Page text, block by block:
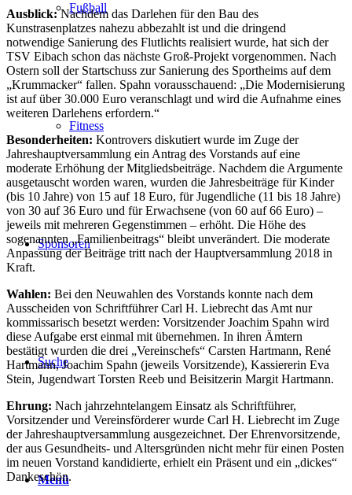
Fußball
Fitness
Sponsoren
Suche
Menü
Ausblick:Nachdem das Darlehen für den Bau des
Kunstrasenplatzes nahezu abbezahlt ist und die dringend
notwendige Sanierung des Flutlichts realisiert wurde, hat sich der
TSV Eibach schon das nächste Groß-Projekt vorgenommen. Nach
Ostern soll der Startschuss zur Sanierung des Sportheims auf dem
„Krummacker“ fallen. Spahn vorausschauend: „Die Modernisierung
ist auf über 30.000 Euro veranschlagt und wird die Aufnahme eines
weiteren Darlehens erfordern.“
Besonderheiten: Kontrovers diskutiert wurde im Zuge der
Jahreshauptversammlung ein Antrag des Vorstands auf eine
moderate Erhöhung der Mitgliedsbeiträge. Nachdem die Argumente
ausgetauscht worden waren, wurden die Jahresbeiträge für Kinder
(bis 10 Jahre) von 15 auf 18 Euro, für Jugendliche (11 bis 18 Jahre)
von 30 auf 36 Euro und für Erwachsene (von 60 auf 66 Euro) –
jeweils mit mehreren Gegenstimmen – erhöht. Die Höhe des
sogenannten „Familienbeitrags“ bleibt unverändert. Die moderate
Anpassung der Beiträge tritt nach der Hauptversammlung 2018 in
Kraft.
Wahlen: Bei den Neuwahlen des Vorstands konnte nach dem
Ausscheiden von Schriftführer Carl H. Liebrecht das Amt nur
kommissarisch besetzt werden: Vorsitzender Joachim Spahn wird
diese Aufgabe erst einmal mit übernehmen. In ihren Ämtern
bestätigt wurden die drei „Vereinschefs“ Carsten Hartmann, René
Hartmann, Joachim Spahn (jeweils Vorsitzende), Kassiererin Eva
Stein, Jugendwart Torsten Reeb und Beisitzerin Margit Hartmann.
Ehrung: Nach jahrzehntelangem Einsatz als Schriftführer,
Vorsitzender und Vereinsförderer wurde Carl H. Liebrecht im Zuge
der Jahreshauptversammlung ausgezeichnet. Der Ehrenvorsitzende,
der aus Gesundheits- und Altersgründen nicht mehr für einen Posten
im neuen Vorstand kandidierte, erhielt ein Präsent und ein „dickes“
Dankeschön.